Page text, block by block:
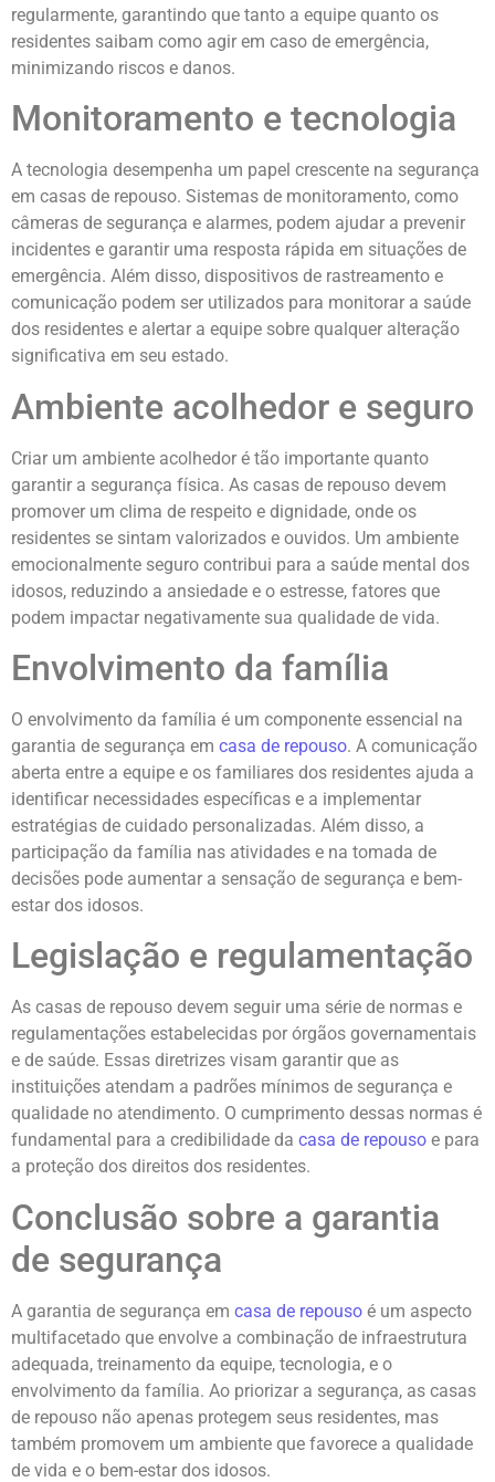
regularmente, garantindo que tanto a equipe quanto os
residentes saibam como agir em caso de emergência,
minimizando riscos e danos.
Monitoramento e tecnologia
A tecnologia desempenha um papel crescente na segurança
em casas de repouso. Sistemas de monitoramento, como
câmeras de segurança e alarmes, podem ajudar a prevenir
incidentes e garantir uma resposta rápida em situações de
emergência. Além disso, dispositivos de rastreamento e
comunicação podem ser utilizados para monitorar a saúde
dos residentes e alertar a equipe sobre qualquer alteração
significativa em seu estado.
Ambiente acolhedor e seguro
Criar um ambiente acolhedor é tão importante quanto
garantir a segurança física. As casas de repouso devem
promover um clima de respeito e dignidade, onde os
residentes se sintam valorizados e ouvidos. Um ambiente
emocionalmente seguro contribui para a saúde mental dos
idosos, reduzindo a ansiedade e o estresse, fatores que
podem impactar negativamente sua qualidade de vida.
Envolvimento da família
O envolvimento da família é um componente essencial na
garantia de segurança em casa de repouso. A comunicação
aberta entre a equipe e os familiares dos residentes ajuda a
identificar necessidades específicas e a implementar
estratégias de cuidado personalizadas. Além disso, a
participação da família nas atividades e na tomada de
decisões pode aumentar a sensação de segurança e bem-
estar dos idosos.
Legislação e regulamentação
As casas de repouso devem seguir uma série de normas e
regulamentações estabelecidas por órgãos governamentais
e de saúde. Essas diretrizes visam garantir que as
instituições atendam a padrões mínimos de segurança e
qualidade no atendimento. O cumprimento dessas normas é
fundamental para a credibilidade da casa de repouso e para
a proteção dos direitos dos residentes.
Conclusão sobre a garantia
de segurança
A garantia de segurança em casa de repouso é um aspecto
multifacetado que envolve a combinação de infraestrutura
adequada, treinamento da equipe, tecnologia, e o
envolvimento da família. Ao priorizar a segurança, as casas
de repouso não apenas protegem seus residentes, mas
também promovem um ambiente que favorece a qualidade
de vida e o bem-estar dos idosos.